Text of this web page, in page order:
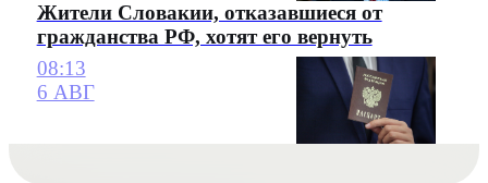
Жители Словакии, отказавшиеся от
гражданства РФ, хотят его вернуть
08:13
6 АВГ